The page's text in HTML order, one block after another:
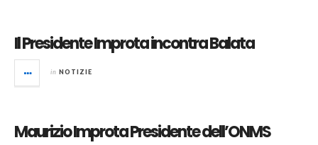
Il Presidente Improta incontra Balata
in NOTIZIE
Maurizio Improta Presidente dell’ONMS